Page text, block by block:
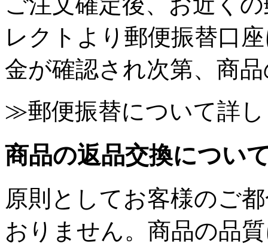
レクトより郵便振替口
金が確認され次第、商
≫郵便振替について詳
商品の返品交換につい
原則としてお客様のご
おりません。商品の品